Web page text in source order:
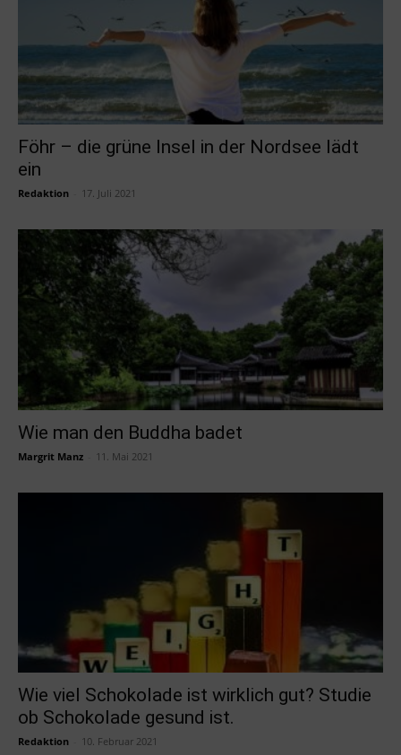
Föhr – die grüne Insel in der Nordsee lädt
ein
Redaktion 17. Juli 2021
Wie man den Buddha badet
Margrit Manz 11. Mai 2021
Wie viel Schokolade ist wirklich gut? Studie
ob Schokolade gesund ist.
Redaktion 10. Februar 2021